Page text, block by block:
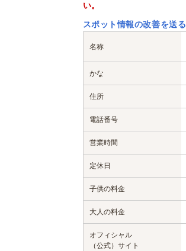
い。
スポット情報の改善を送る
名称
かな
住所
電話番号
営業時間
定休日
子供の料金
大人の料金
オフィシャル
（公式）サイト